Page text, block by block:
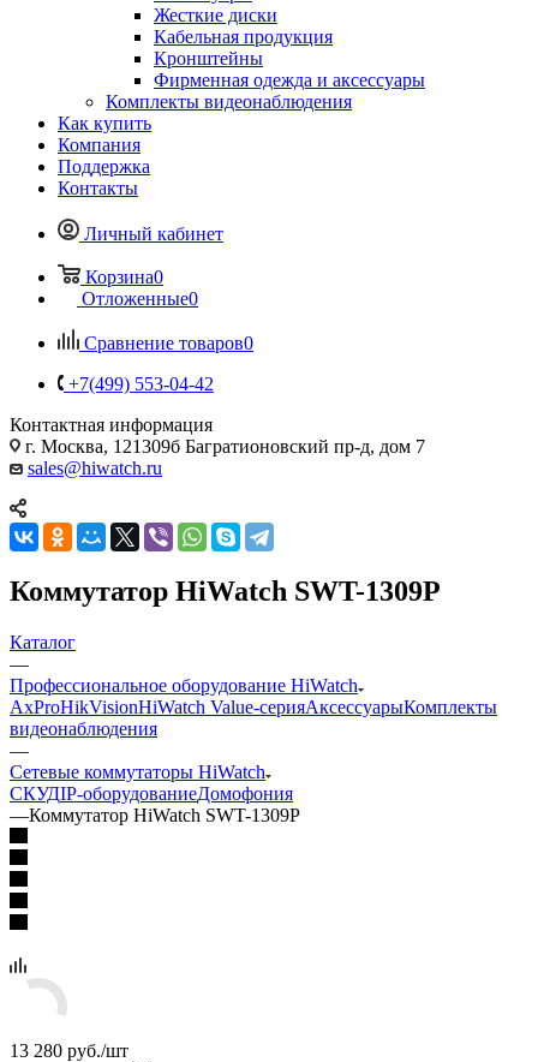
Жесткие диски
Кабельная продукция
Кронштейны
Фирменная одежда и аксессуары
Комплекты видеонаблюдения
Как купить
Компания
Поддержка
Контакты
Личный кабинет
Корзина0
Отложенные0
Сравнение товаров0
+7(499) 553-04-42
Контактная информация
г. Москва, 121309б Багратионовский пр-д, дом 7
sales@hiwatch.ru
Коммутатор HiWatch SWT-1309P
Каталог
—
Профессиональное оборудование HiWatch
AxProHikVisionHiWatch Value-серияАксессуарыКомплекты
видеонаблюдения
—
Сетевые коммутаторы HiWatch
CКУДIP-оборудованиеДомофония
—Коммутатор HiWatch SWT-1309P
13 280 руб./шт